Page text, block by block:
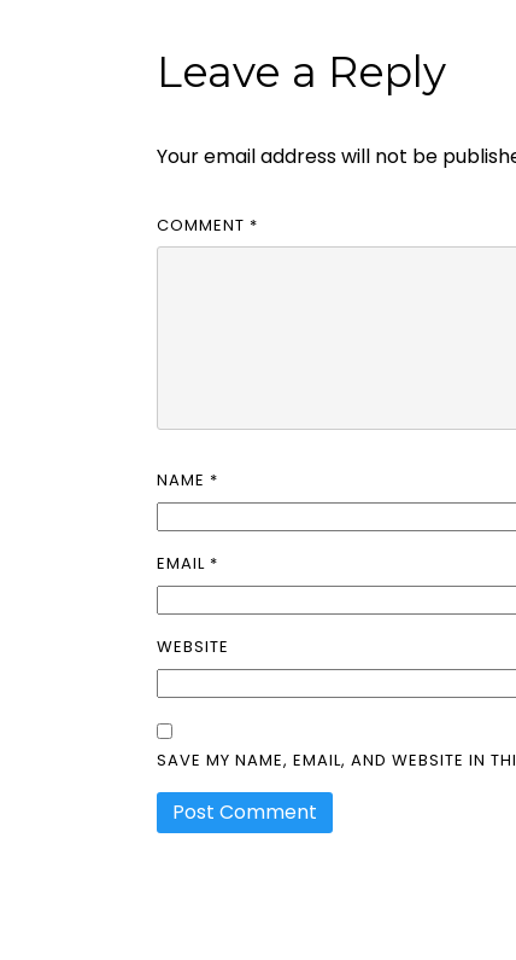
Leave a Reply
Your email address will not be
COMMENT *
NAME *
EMAIL *
WEBSITE
SAVE MY NAME, EMAIL, AND WEBSITE IN